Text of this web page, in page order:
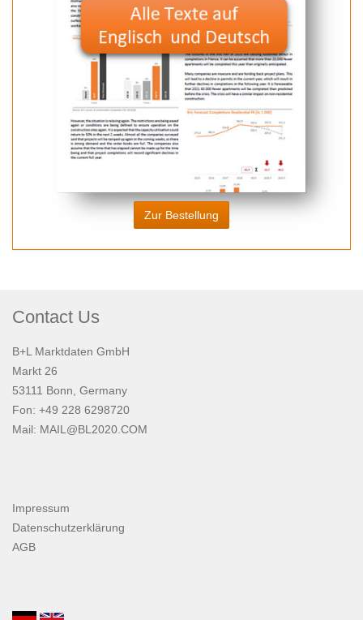
Zur Bestellung
Contact Us
B+L Marktdaten GmbH
Markt 26
53111 Bonn, Germany
Fon: +49 228 6298720
Mail: MAIL@BL2020.COM
Impressum
Datenschutzerklärung
AGB